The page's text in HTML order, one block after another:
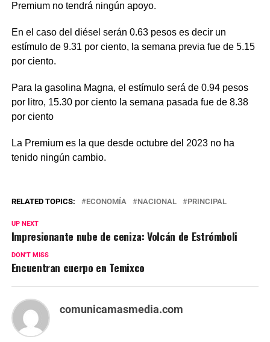
Premium no tendrá ningún apoyo.
En el caso del diésel serán 0.63 pesos es decir un
estímulo de 9.31 por ciento, la semana previa fue de 5.15
por ciento.
Para la gasolina Magna, el estímulo será de 0.94 pesos
por litro, 15.30 por ciento la semana pasada fue de 8.38
por ciento
La Premium es la que desde octubre del 2023 no ha
tenido ningún cambio.
RELATED TOPICS: ECONOMÍA NACIONAL PRINCIPAL
UP NEXT
Impresionante nube de ceniza: Volcán de Estrómboli
DON'T MISS
Encuentran cuerpo en Temixco
comunicamasmedia.com